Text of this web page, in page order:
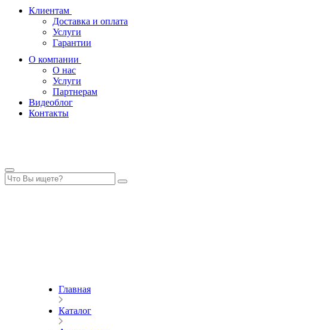
Клиентам
Доставка и оплата
Услуги
Гарантии
О компании
О нас
Услуги
Партнерам
Видеоблог
Контакты
Главная
Каталог